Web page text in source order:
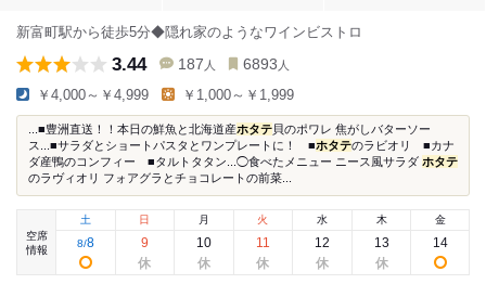
新富町駅から徒歩5分◆隠れ家のようなワインビストロ
3.44 187 人 6893 人
￥4,000～￥4,999 ￥1,000～￥1,999
...■豊洲直送！！本日の鮮魚と北海道産ホタテ 貝のポワレ 焦がしバターソー
ス...■サラダとショートパスタとワンプレートに！ ■ホタテのラビオリ ■カナ
ダ産鴨のコンフィー ■タルトタタン...◯食べたメニュー ニース風サラダ ホタテ
のラヴィオリ フォアグラとチョコレートの前菜...
空席
情報
土
8/8
日
9
月
10
火
11
水
12
木
13
金
14